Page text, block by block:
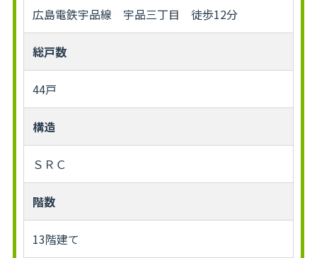
広島電鉄宇品線 宇品三丁目 徒歩12分
総戸数
44戸
構造
ＳＲＣ
階数
13階建て